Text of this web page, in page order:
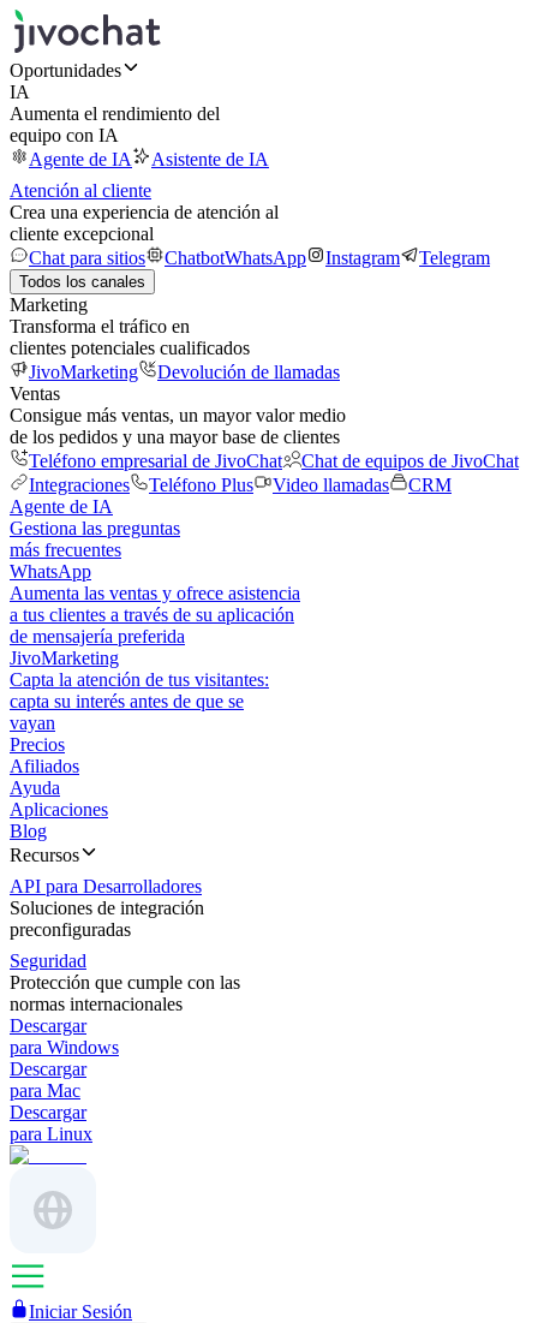
Oportunidades
IA
Aumenta el rendimiento del
equipo con IA
Agente de IA
Asistente de IA
Atención al cliente
Crea una experiencia de atención al
cliente excepcional
Chat para sitios
ChatbotWhatsApp Instagram Telegram
Todos los canales
Marketing
Transforma el tráfico en
clientes potenciales cualificados
JivoMarketing
Devolución de llamadas
Ventas
Consigue más ventas, un mayor valor medio
de los pedidos y una mayor base de clientes
Teléfono empresarial de JivoChat
Chat de equipos de JivoChat
Integraciones
Teléfono Plus Video llamadas
CRM
Agente de IA
Gestiona las preguntas
más frecuentes
WhatsApp
Aumenta las ventas y ofrece asistencia
a tus clientes a través de su aplicación
de mensajería preferida
JivoMarketing
Capta la atención de tus visitantes:
capta su interés antes de que se
vayan
Precios
Afiliados
Ayuda
Aplicaciones
Blog
Recursos
API para Desarrolladores
Soluciones de integración
preconfiguradas
Seguridad
Protección que cumple con las
normas internacionales
Descargar
para Windows
Descargar
para Mac
Descargar
para Linux
Iniciar Sesión